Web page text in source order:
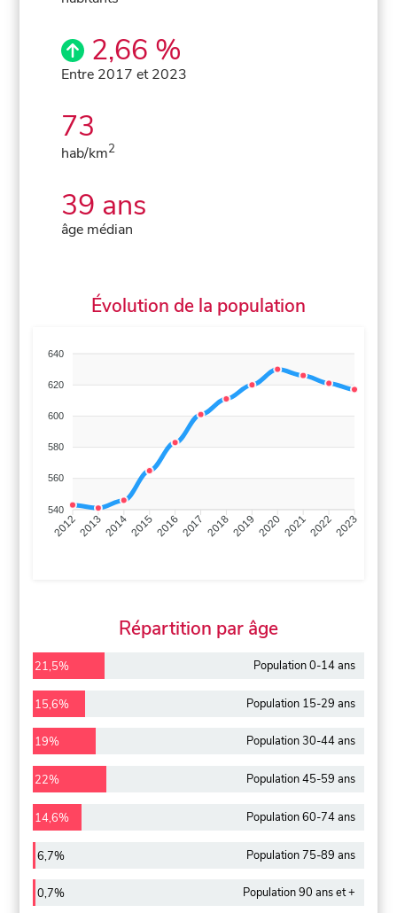
2,66 %
Entre 2017 et 2023
73
hab/km2
39 ans
âge médian
Évolution de la population
640
620
600
580
560
540
201220132014201520162017 20182019 2020202120222023
Répartition par âge
21,5% Population 0-14 ans
15,6% Population 15-29 ans
19% Population 30-44 ans
22% Population 45-59 ans
14,6% Population 60-74 ans
6,7% Population 75-89 ans
0,7% Population 90 ans et +